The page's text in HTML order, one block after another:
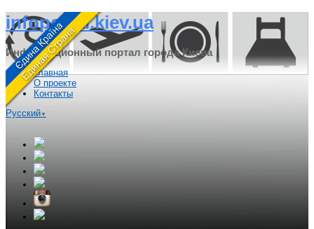
infoportal.kiev.ua
Информационный портал города Киева
Главная
О проекте
Контакты
Русский ▼